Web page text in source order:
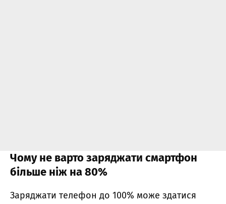
Чому не варто заряджати смартфон
більше ніж на 80%
Заряджати телефон до 100% може здатися